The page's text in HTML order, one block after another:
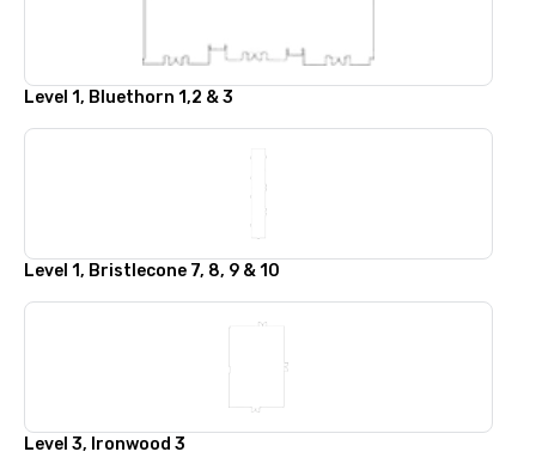
Level 1, Bluethorn 1,2 & 3
Level 1, Bristlecone 7, 8, 9 & 10
Level 3, Ironwood 3